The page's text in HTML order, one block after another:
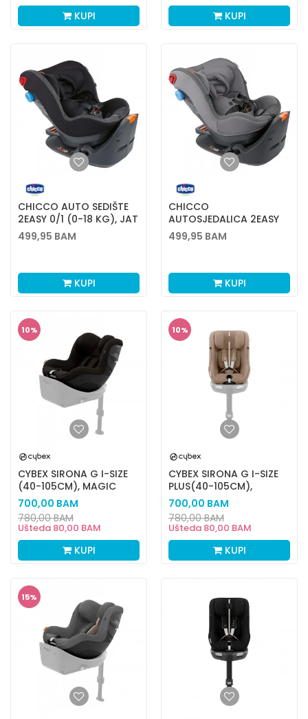
KUPI KUPI
CHICCO AUTO SEDIŠTE
2EASY 0/1 (0-18 KG), JAT
BLACK
499,95 BAM
KUPI
CHICCO
AUTOSJEDALICA 2EASY
0/1 (0-18 KG)
499,95 BAM
KUPI
10%
CYBEX SIRONA G I-SIZE
(40-105CM), MAGIC
BLACK
700,00 BAM
Ušteda 80,00 BAM
780,00BAM
KUPI
10%
CYBEX SIRONA G I-SIZE
PLUS(40-105CM),
ALMOND BEIGE
700,00 BAM
Ušteda 80,00 BAM
780,00BAM
KUPI
15%